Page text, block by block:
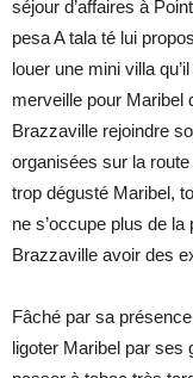
séjour d’affaires à
pesa A tala té lui
louer une mini villa
merveille pour Maribel
Brazzaville rejoindre
organisées sur la
trop dégusté Maribel,
ne s’occupe plus de
Brazzaville avoir des
Fâché par sa
ligoter Maribel par ses